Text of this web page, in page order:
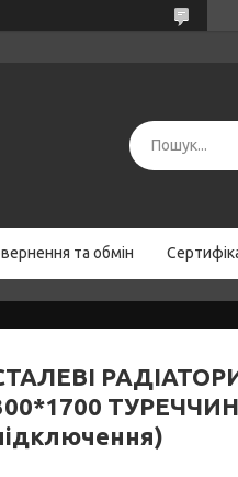
та обмін